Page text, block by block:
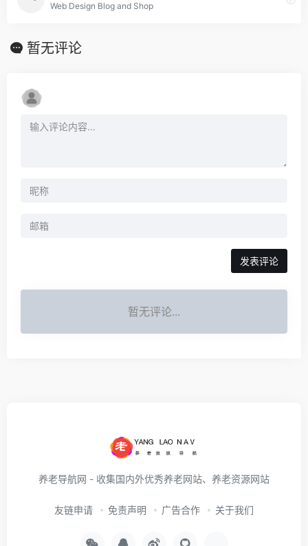
Web Design Blog and Shop
暂无评论
发表评论
暂无评论...
养老导航网 - 收集国内外优秀养老网站、养老资源网站
友链申请 免责声明 广告合作 关于我们